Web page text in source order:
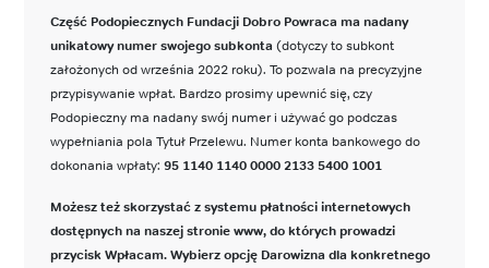
Część Podopiecznych Fundacji Dobro Powraca ma nadany
unikatowy numer swojego subkonta (dotyczy to subkont
założonych od września 2022 roku). To pozwala na precyzyjne
przypisywanie wpłat. Bardzo prosimy upewnić się, czy
Podopieczny ma nadany swój numer i używać go podczas
wypełniania pola Tytuł Przelewu. Numer konta bankowego do
dokonania wpłaty: 95 1140 1140 0000 2133 5400 1001
Możesz też skorzystać z systemu płatności internetowych
dostępnych na naszej stronie www, do których prowadzi
przycisk Wpłacam. Wybierz opcję Darowizna dla konkretnego